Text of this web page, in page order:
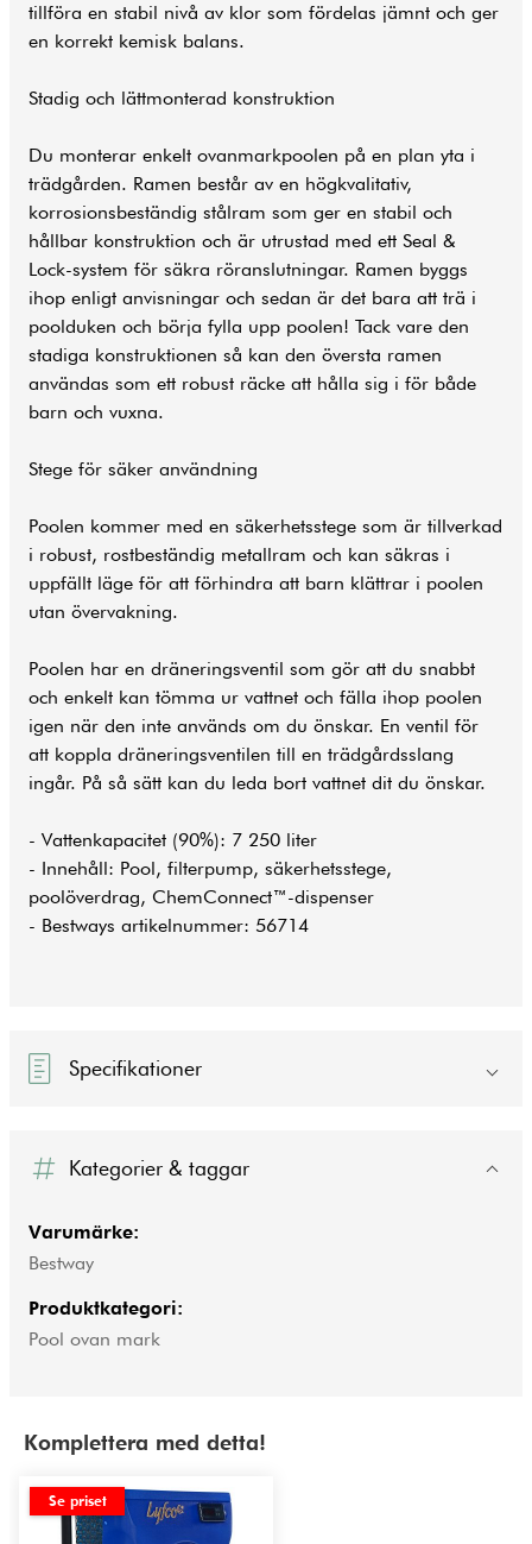
tillföra en stabil nivå av klor som fördelas jämnt och ger
en korrekt kemisk balans.
Stadig och lättmonterad konstruktion
Du monterar enkelt ovanmarkpoolen på en plan yta i
trädgården. Ramen består av en högkvalitativ,
korrosionsbeständig stålram som ger en stabil och
hållbar konstruktion och är utrustad med ett Seal &
Lock-system för säkra röranslutningar. Ramen byggs
ihop enligt anvisningar och sedan är det bara att trä i
poolduken och börja fylla upp poolen! Tack vare den
stadiga konstruktionen så kan den översta ramen
användas som ett robust räcke att hålla sig i för både
barn och vuxna.
Stege för säker användning
Poolen kommer med en säkerhetsstege som är tillverkad
i robust, rostbeständig metallram och kan säkras i
uppfällt läge för att förhindra att barn klättrar i poolen
utan övervakning.
Poolen har en dräneringsventil som gör att du snabbt
och enkelt kan tömma ur vattnet och fälla ihop poolen
igen när den inte används om du önskar. En ventil för
att koppla dräneringsventilen till en trädgårdsslang
ingår. På så sätt kan du leda bort vattnet dit du önskar.
- Vattenkapacitet (90%): 7 250 liter
- Innehåll: Pool, filterpump, säkerhetsstege,
poolöverdrag, ChemConnect™-dispenser
- Bestways artikelnummer: 56714
Specifikationer
Kategorier & taggar
Varumärke:
Bestway
Produktkategori:
Pool ovan mark
Komplettera med detta!
Se priset